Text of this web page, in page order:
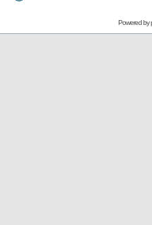
Powered by